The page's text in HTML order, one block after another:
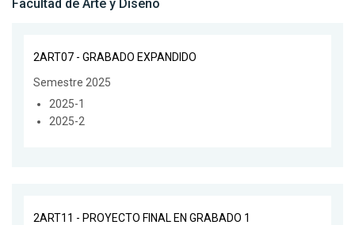
Facultad de Arte y Diseño
2ART07 - GRABADO EXPANDIDO
Semestre 2025
2025-1
2025-2
2ART11 - PROYECTO FINAL EN GRABADO 1